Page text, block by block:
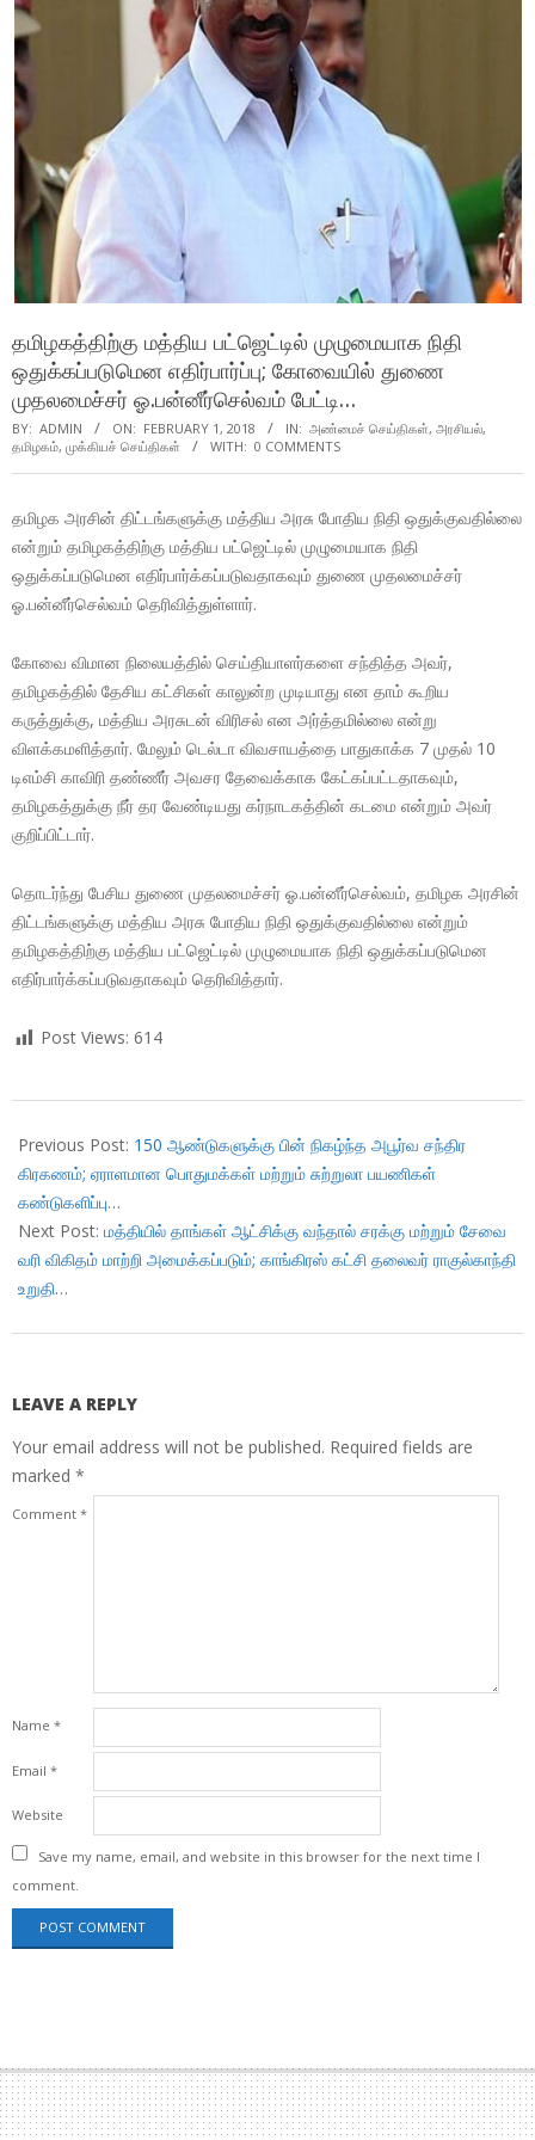
தமிழகத்திற்கு மத்திய பட்ஜெட்டில் முழுமையாக நிதி
ஒதுக்கப்படுமென எதிர்பார்ப்பு; கோவையில் துணை
முதலமைச்சர் ஓ.பன்னீர்செல்வம் பேட்டி…
BY: ADMIN ON: FEBRUARY 1, 2018 IN: அண்மைச் செய்திகள், அரசியல்,
தமிழகம், முக்கியச் செய்திகள் WITH: 0 COMMENTS
தமிழக அரசின் திட்டங்களுக்கு மத்திய அரசு போதிய நிதி ஒதுக்குவதில்லை
என்றும் தமிழகத்திற்கு மத்திய பட்ஜெட்டில் முழுமையாக நிதி
ஒதுக்கப்படுமென எதிர்பார்க்கப்படுவதாகவும் துணை முதலமைச்சர்
ஓ.பன்னீர்செல்வம் தெரிவித்துள்ளார்.
கோவை விமான நிலையத்தில் செய்தியாளர்களை சந்தித்த அவர்,
தமிழகத்தில் தேசிய கட்சிகள் காலுன்ற முடியாது என தாம் கூறிய
கருத்துக்கு, மத்திய அரசுடன் விரிசல் என அர்த்தமில்லை என்று
விளக்கமளித்தார். மேலும் டெல்டா விவசாயத்தை பாதுகாக்க 7 முதல் 10
டிஎம்சி காவிரி தண்ணீர் அவசர தேவைக்காக கேட்கப்பட்டதாகவும்,
தமிழகத்துக்கு நீர் தர வேண்டியது கர்நாடகத்தின் கடமை என்றும் அவர்
குறிப்பிட்டார்.
தொடர்ந்து பேசிய துணை முதலமைச்சர் ஓ.பன்னீர்செல்வம், தமிழக அரசின்
திட்டங்களுக்கு மத்திய அரசு போதிய நிதி ஒதுக்குவதில்லை என்றும்
தமிழகத்திற்கு மத்திய பட்ஜெட்டில் முழுமையாக நிதி ஒதுக்கப்படுமென
எதிர்பார்க்கப்படுவதாகவும் தெரிவித்தார்.
Post Views: 614
02-
01
Previous Post: 150 ஆண்டுகளுக்கு பின் நிகழ்ந்த அபூர்வ சந்திர
கிரகணம்; ஏராளமான பொதுமக்கள் மற்றும் சுற்றுலா பயணிகள்
கண்டுகளிப்பு…
Next Post: மத்தியில் தாங்கள் ஆட்சிக்கு வந்தால் சரக்கு மற்றும் சேவை
வரி விகிதம் மாற்றி அமைக்கப்படும்; காங்கிரஸ் கட்சி தலைவர் ராகுல்காந்தி
உறுதி…
LEAVE A REPLY
Your email address will not be published. Required fields are
marked *
Comment *
Name *
Email *
Website
Save my name, email, and website in this browser for the next time I
comment.